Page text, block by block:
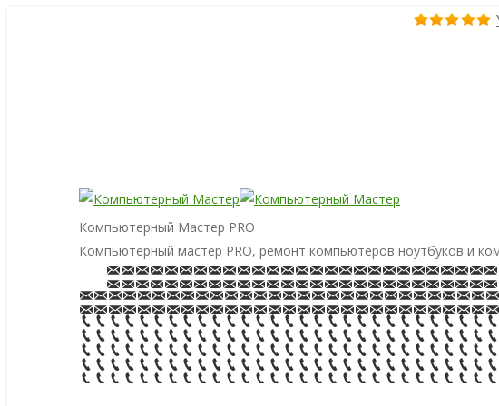
Компьютерный Мастер PRO
Компьютерный мастер PRO, ремонт компьютеров ноутбуков и